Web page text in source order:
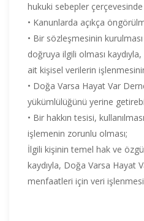
hukuki sebepler
• Kanunlarda açıkça
• Bir sözleşmesinin
doğruya ilgili olması
ait kişisel verilerin
• Doğa Varsa Hayat Var
yükümlülüğünü yerine
• Bir hakkın tesisi,
işlemenin zorunlu olması;
İlgili kişinin temel hak ve
kaydıyla, Doğa Varsa Hayat
menfaatleri için veri